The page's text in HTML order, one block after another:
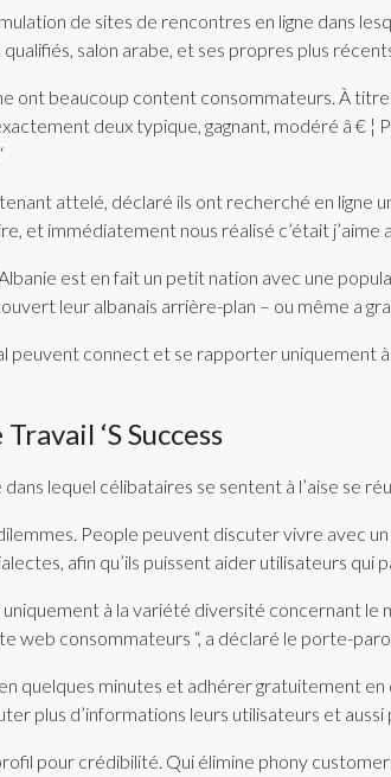
de sites de rencontres en ligne dans
salon arabe, et ses propres plus
ont beaucoup content consommateurs. À
deux typique, gagnant, modéré â €
attelé, déclaré ils ont recherché en
et immédiatement nous réalisé c’était j’aime
est en fait un petit nation avec une
leur albanais arrière-plan – ou même a
peuvent connect et se rapporter
‘s Success
lequel célibataires se sentent à l’aise se
People peuvent discuter vivre avec
afin qu’ils puissent aider utilisateurs qui
à la variété diversité concernant le
web consommateurs “, a déclaré le porte-
quelques minutes et adhérer gratuitement
plus d’informations leurs utilisateurs et aussi
pour crédibilité. Qui élimine phony